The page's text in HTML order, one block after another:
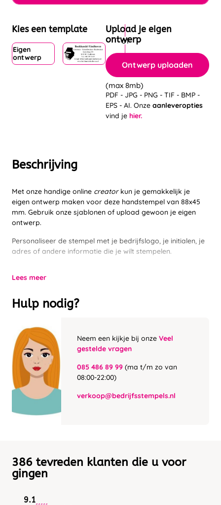
Beschrijving
Met onze handige online creatorkun je gemakkelijk je
eigen ontwerp maken voor deze handstempel van 88x45
mm. Gebruik onze sjablonen of upload gewoon je eigen
ontwerp.
Personaliseer de stempel met je bedrijfslogo, je initialen, je
adres of andere informatie die je wilt stempelen.
Lees meer
Hulp nodig?
Neem een kijkje bij onze Veel
gestelde vragen
085 486 89 99 (ma t/m zo van
08:00-22:00)
verkoop@bedrijfsstempels.nl
Kies een template
Eigen
ontwerp
Upload je eigen
ontwerp
Ontwerp uploaden
(max 8mb)
PDF - JPG - PNG - TIF - BMP -
EPS - AI. Onze aanleveropties
vind je hier.
386 tevreden klanten die u voor
gingen
9.1